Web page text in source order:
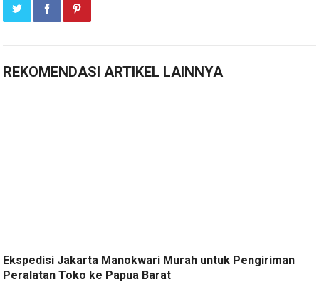
REKOMENDASI ARTIKEL LAINNYA
Ekspedisi Jakarta Manokwari Murah untuk Pengiriman
Peralatan Toko ke Papua Barat